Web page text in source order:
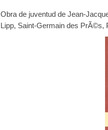
Obra de juventud de Jean-
Lipp, Saint-Germain des PrÃ©s,